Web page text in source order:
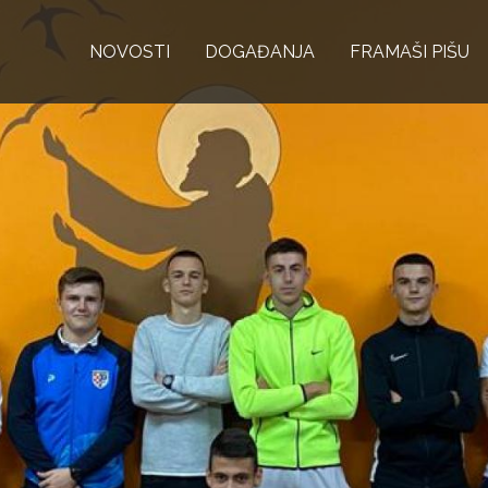
na
sadržaj
NOVOSTI DOGAĐANJA FRAMAŠI PIŠU